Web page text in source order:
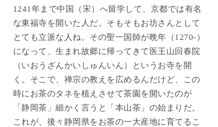
1241年まで中国（宋）へ留学して、京都では有名
な東福寺を開いた人だ。そもそもお坊さんとして
とても立派な人ね。その聖一国師が晩年（1270-）
になって、生まれ故郷に帰ってきて医王山回春院
（いおうざんかいしゅんいん）というお寺を開
く。そこで、禅宗の教えを広めるんだけど、この
時にお茶のタネを植えさせて茶園を開いたのが
「静岡茶」細かく言うと「本山茶」の始まりだ。
これが、後々静岡県をお茶の一大産地に育てるこ